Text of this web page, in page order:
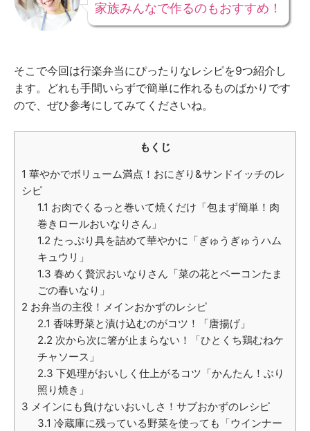
家族みんなで作るのもおすすめ！
そこで今回は行楽弁当にぴったりなレシピを9つ紹介し
ます。どれも手間いらずで簡単に作れるものばかりです
ので、ぜひ参考にしてみてくださいね。
もくじ
1 華やかでボリューム満点！おにぎり&サンドイッチのレ
シピ
1.1 お肉でくるっと巻いて焼くだけ「包まず簡単！肉
巻きロールおいなりさん」
1.2 たっぷり具を詰めて華やかに「ぎゅうぎゅうハム
キュウリ」
1.3 春めく贅沢おいなりさん「菜の花とベーコンたま
ごの春いなり」
2 お弁当の主役！メインおかずのレシピ
2.1 香味野菜と漬け込むのがコツ！「唐揚げ」
2.2 次から次に箸が止まらない！「ひとくち鶏むねケ
チャソース」
2.3 下処理がおいしく仕上がるコツ「かんたん！ぶり
照り焼き」
3 メインにも負けないおいしさ！サブおかずのレシピ
3.1 冷蔵庫に残っている野菜を使っても「ウインナー